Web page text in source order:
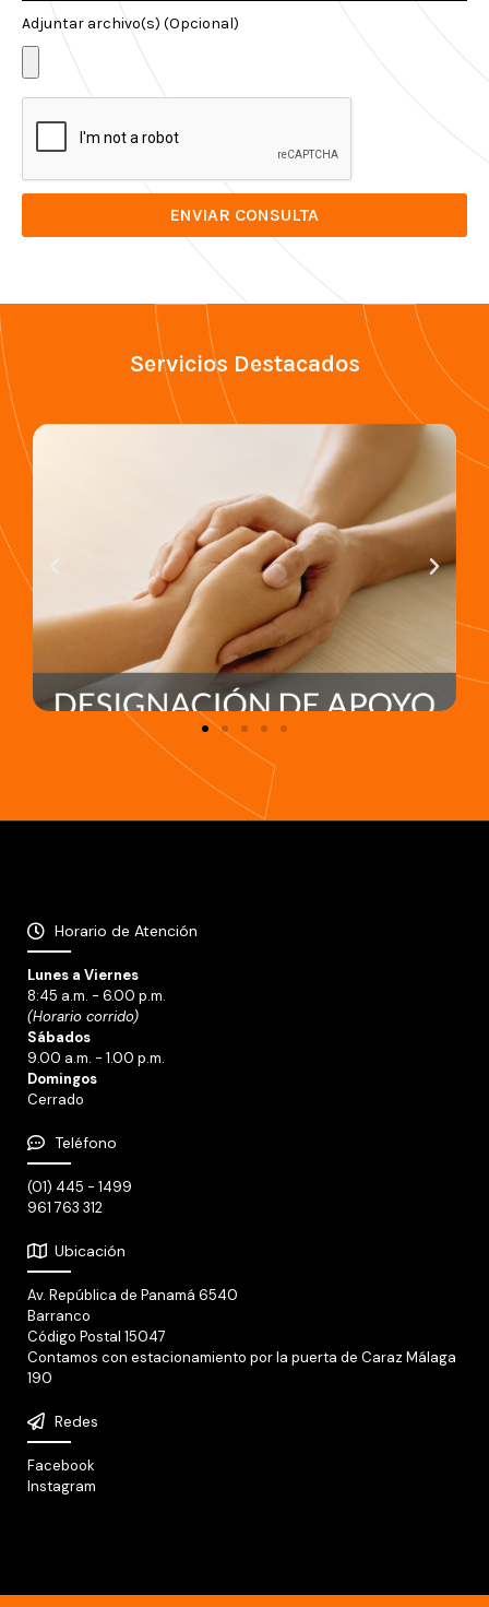
Adjuntar archivo(s) (Opcional)
ENVIAR CONSULTA
Servicios Destacados
Horario de Atención
Lunes a Viernes
8:45 a.m. - 6.00 p.m.
(Horario corrido)
Sábados
9.00 a.m. - 1.00 p.m.
Domingos
Cerrado
Teléfono
(01) 445 - 1499
961 763 312
Ubicación
Av. República de Panamá 6540
Barranco
Código Postal 15047
Contamos con estacionamiento por la puerta de Caraz Málaga
190
Redes
Facebook
Instagram